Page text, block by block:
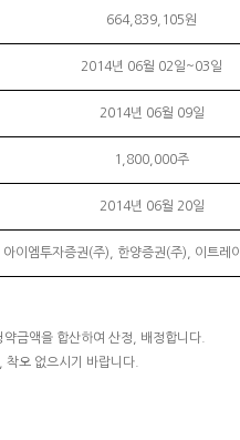
664,839,105원
2014년 06월 02일~03일
2014년 06월 09일
1,800,000주
2014년 06월 20일
아이엠투자증권(주), 한양증권(주), 이트레
금액을 합산하여 산정, 배정합니다.
오 없으시기 바랍니다.